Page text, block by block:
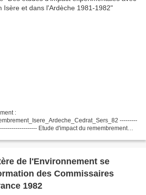
:
---------
Etude d'impact du remembrement
de l'Environnement se
des Commissaires
1982